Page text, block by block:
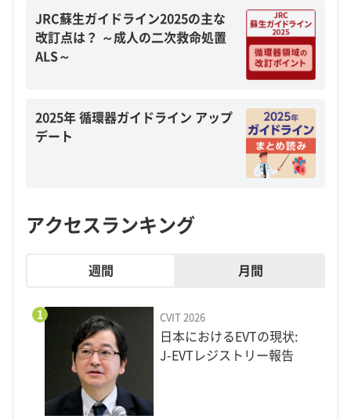
JRC蘇生ガイドライン2025の主な
改訂点は？ ～成人の二次救命処置
ALS～
2025年 循環器ガイドライン アップ
デート
アクセスランキング
週間 月間
1 CVIT 2026
日本におけるEVTの現状:
J-EVTレジストリー報告